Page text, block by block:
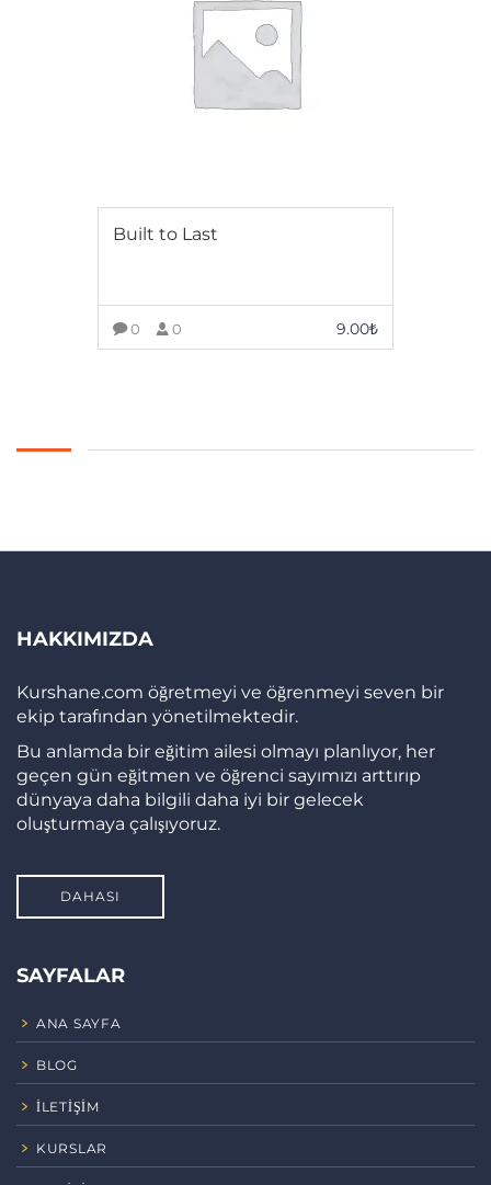
Built to Last
0 0 9.00₺
HAKKIMIZDA
Kurshane.com öğretmeyi ve öğrenmeyi seven bir
ekip tarafından yönetilmektedir.
Bu anlamda bir eğitim ailesi olmayı planlıyor, her
geçen gün eğitmen ve öğrenci sayımızı arttırıp
dünyaya daha bilgili daha iyi bir gelecek
oluşturmaya çalışıyoruz.
DAHASI
SAYFALAR
ANA SAYFA
BLOG
İLETIŞIM
KURSLAR